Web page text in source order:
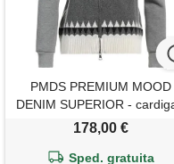
PMDS PREMIUM MOOD
DENIM SUPERIOR -
- grigio
178,00 €
Sped. gratuita